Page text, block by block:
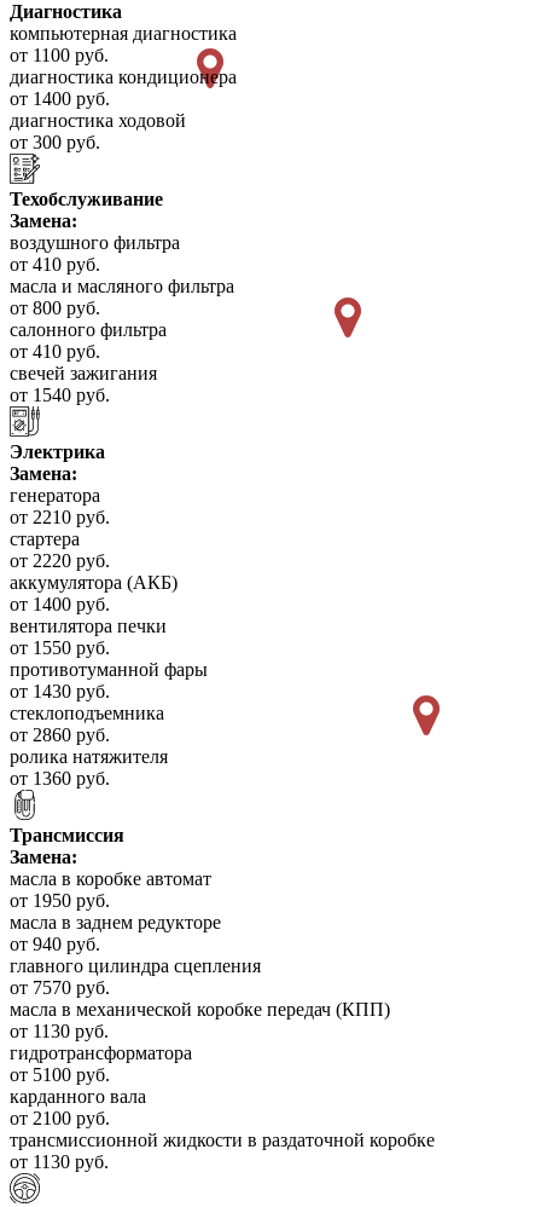
Диагностика
компьютерная диагностика
от 1100 руб.
диагностика кондиционера
от 1400 руб.
диагностика ходовой
от 300 руб.
Техобслуживание
Замена:
воздушного фильтра
от 410 руб.
масла и масляного фильтра
от 800 руб.
салонного фильтра
от 410 руб.
свечей зажигания
от 1540 руб.
Электрика
Замена:
генератора
от 2210 руб.
стартера
от 2220 руб.
аккумулятора (АКБ)
от 1400 руб.
вентилятора печки
от 1550 руб.
противотуманной фары
от 1430 руб.
стеклоподъемника
от 2860 руб.
ролика натяжителя
от 1360 руб.
Трансмиссия
Замена:
масла в коробке автомат
от 1950 руб.
масла в заднем редукторе
от 940 руб.
главного цилиндра сцепления
от 7570 руб.
масла в механической коробке передач (КПП)
от 1130 руб.
гидротрансформатора
от 5100 руб.
карданного вала
от 2100 руб.
трансмиссионной жидкости в раздаточной коробке
от 1130 руб.